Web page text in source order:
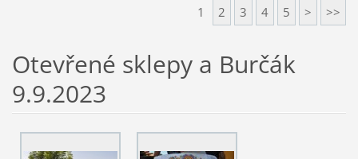
1 2 3 4 5 > >>
Otevřené sklepy a Burčák
9.9.2023